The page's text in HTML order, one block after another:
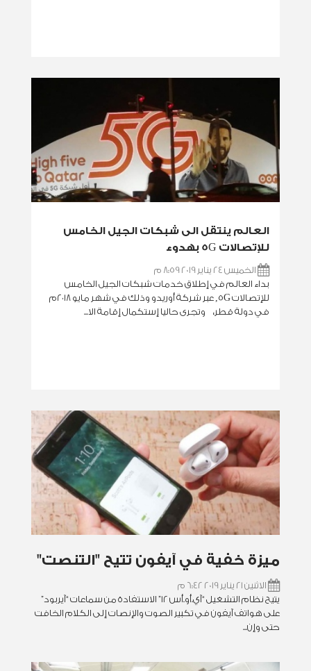
العالم ينتقل الى شبكات الجيل الخامس
للإتصالات 5G بهدوء
الخميس 24 يناير 2019 8:59 م
بداء العالم في إطلاق خدمات شبكات الجيل الخامس
للإتصالات 5G, عبر شركة أوريدو وذلك في شهر مايو ٢٠١٨م
في دولة قطر، وتجرى حاليا إستكمال إقامة الا...
ميزة خفية في آيفون تتيح "التنصت"
الاثنين 21 يناير 2019 6:42 م
يتيح نظام التشغيل “آي.أو.أس 12” الاستفادة من سماعات “آيربود”
على هواتف آيفون في تكبير الصوت والإنصات إلى الكلام الخافت
حتى وإن...